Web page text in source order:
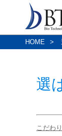
HOME
選
こだわ